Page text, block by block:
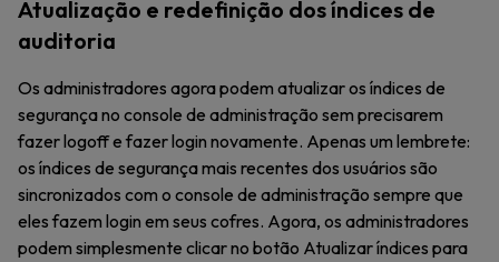
Atualização e redefinição dos índices de
auditoria
Os administradores agora podem atualizar os índices de
segurança no console de administração sem precisarem
fazer logoff e fazer login novamente. Apenas um lembrete:
os índices de segurança mais recentes dos usuários são
sincronizados com o console de administração sempre que
eles fazem login em seus cofres. Agora, os administradores
podem simplesmente clicar no botão Atualizar índices para